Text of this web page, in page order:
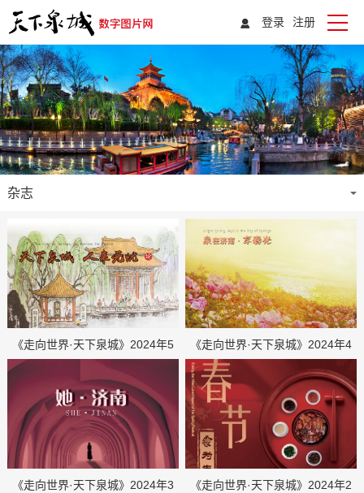
登录 注册
杂志
《走向世界·天下泉城》2024年5
月刊
《走向世界·天下泉城》2024年4
月刊
《走向世界·天下泉城》2024年3
《走向世界·天下泉城》2024年2